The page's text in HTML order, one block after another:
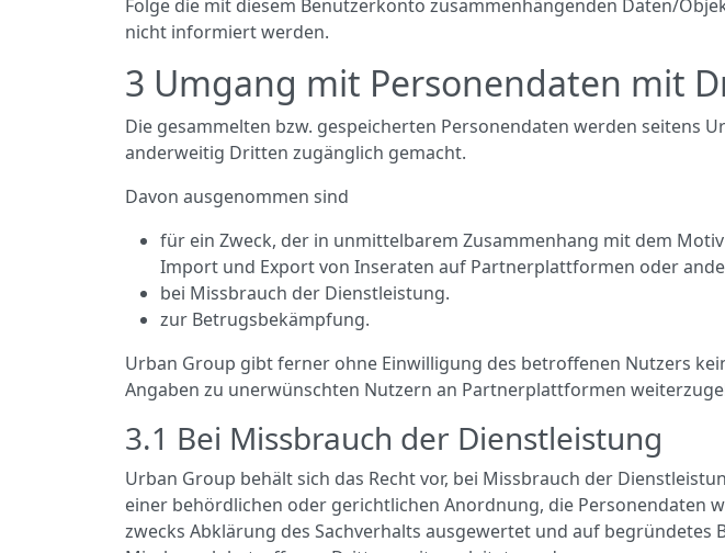
Folge die mit diesem Benutzerkonto zusammenhängenden Daten/
nicht informiert werden.
3 Umgang mit Personendaten mit
Die gesammelten bzw. gespeicherten Personendaten werden
anderweitig Dritten zugänglich gemacht.
Davon ausgenommen sind
für ein Zweck, der in unmittelbarem Zusammenhang mit dem
Import und Export von Inseraten auf Partnerplattformen oder
bei Missbrauch der Dienstleistung.
zur Betrugsbekämpfung.
Urban Group gibt ferner ohne Einwilligung des betroffenen Nutzers
Angaben zu unerwünschten Nutzern an Partnerplattformen
3.1 Bei Missbrauch der Dienstleistung
Urban Group behält sich das Recht vor, bei Missbrauch der
einer behördlichen oder gerichtlichen Anordnung, die Personendaten
zwecks Abklärung des Sachverhalts ausgewertet und auf